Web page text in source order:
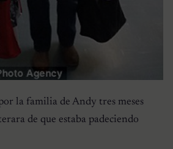
la familia de Andy tres meses
de que estaba padeciendo